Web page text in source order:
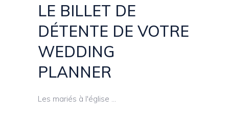
LE BILLET DE
DÉTENTE DE VOTRE
WEDDING
PLANNER
Les mariés à l'église